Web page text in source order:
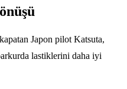
Japon pilot Katsuta,
lastiklerini daha iyi